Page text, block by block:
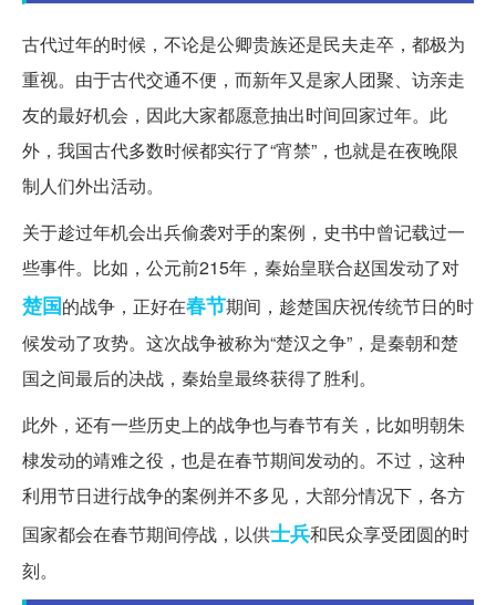
古代过年的时候，不论是公卿贵族还是民夫走卒，都极为
重视。由于古代交通不便，而新年又是家人团聚、访亲走
友的最好机会，因此大家都愿意抽出时间回家过年。此
外，我国古代多数时候都实行了“宵禁”，也就是在夜晚限
制人们外出活动。
关于趁过年机会出兵偷袭对手的案例，史书中曾记载过一
些事件。比如，公元前215年，秦始皇联合赵国发动了对
楚国的战争，正好在春节期间，趁楚国庆祝传统节日的时
候发动了攻势。这次战争被称为“楚汉之争”，是秦朝和楚
国之间最后的决战，秦始皇最终获得了胜利。
此外，还有一些历史上的战争也与春节有关，比如明朝朱
棣发动的靖难之役，也是在春节期间发动的。不过，这种
利用节日进行战争的案例并不多见，大部分情况下，各方
国家都会在春节期间停战，以供士兵和民众享受团圆的时
刻。